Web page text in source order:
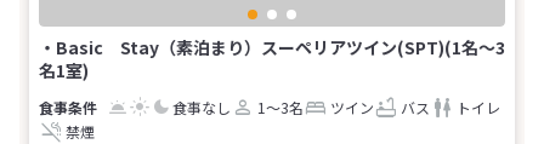
・Basic Stay（素泊まり）スーペリアツイン(SPT)(1名～3
名1室)
食事なし 1～3名 ツイン バス
トイレ
禁煙